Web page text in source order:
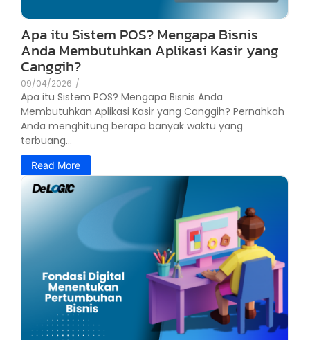
Apa itu Sistem POS? Mengapa Bisnis
Anda Membutuhkan Aplikasi Kasir yang
Canggih?
09/04/2026 /
Apa itu Sistem POS? Mengapa Bisnis Anda
Membutuhkan Aplikasi Kasir yang Canggih? Pernahkah
Anda menghitung berapa banyak waktu yang
terbuang...
Read More